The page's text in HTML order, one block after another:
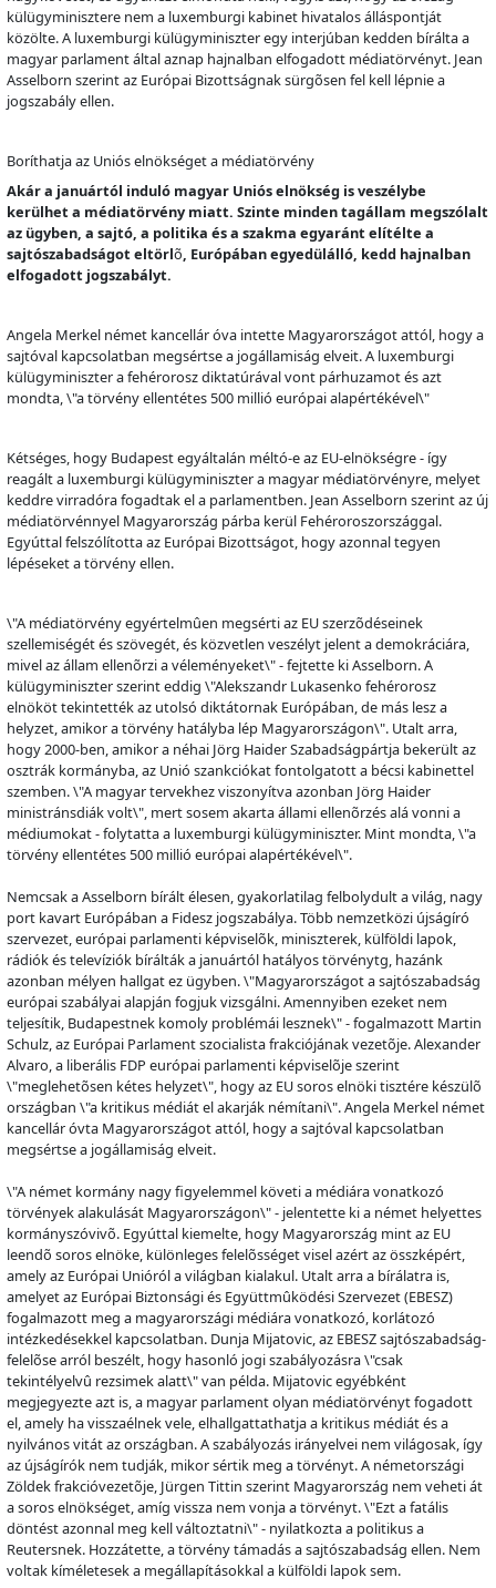
külügyminisztere nem a luxemburgi kabinet hivatalos álláspontját
közölte. A luxemburgi külügyminiszter egy interjúban kedden bírálta a
magyar parlament által aznap hajnalban elfogadott médiatörvényt. Jean
Asselborn szerint az Európai Bizottságnak sürgõsen fel kell lépnie a
jogszabály ellen.
Boríthatja az Uniós elnökséget a médiatörvény
Akár a januártól induló magyar Uniós elnökség is veszélybe
kerülhet a médiatörvény miatt. Szinte minden tagállam megszólalt
az ügyben, a sajtó, a politika és a szakma egyaránt elítélte a
sajtószabadságot eltörlõ, Európában egyedülálló, kedd hajnalban
elfogadott jogszabályt.
Angela Merkel német kancellár óva intette Magyarországot attól, hogy a
sajtóval kapcsolatban megsértse a jogállamiság elveit. A luxemburgi
külügyminiszter a fehérorosz diktatúrával vont párhuzamot és azt
mondta, \"a törvény ellentétes 500 millió európai alapértékével\"
Kétséges, hogy Budapest egyáltalán méltó-e az EU-elnökségre - így
reagált a luxemburgi külügyminiszter a magyar médiatörvényre, melyet
keddre virradóra fogadtak el a parlamentben. Jean Asselborn szerint az új
médiatörvénnyel Magyarország párba kerül Fehéroroszországgal.
Egyúttal felszólította az Európai Bizottságot, hogy azonnal tegyen
lépéseket a törvény ellen.
\"A médiatörvény egyértelmûen megsérti az EU szerzõdéseinek
szellemiségét és szövegét, és közvetlen veszélyt jelent a demokráciára,
mivel az állam ellenõrzi a véleményeket\" - fejtette ki Asselborn. A
külügyminiszter szerint eddig \"Alekszandr Lukasenko fehérorosz
elnököt tekintették az utolsó diktátornak Európában, de más lesz a
helyzet, amikor a törvény hatályba lép Magyarországon\". Utalt arra,
hogy 2000-ben, amikor a néhai Jörg Haider Szabadságpártja bekerült az
osztrák kormányba, az Unió szankciókat fontolgatott a bécsi kabinettel
szemben. \"A magyar tervekhez viszonyítva azonban Jörg Haider
ministránsdiák volt\", mert sosem akarta állami ellenõrzés alá vonni a
médiumokat - folytatta a luxemburgi külügyminiszter. Mint mondta, \"a
törvény ellentétes 500 millió európai alapértékével\".
Nemcsak a Asselborn bírált élesen, gyakorlatilag felbolydult a világ, nagy
port kavart Európában a Fidesz jogszabálya. Több nemzetközi újságíró
szervezet, európai parlamenti képviselõk, miniszterek, külföldi lapok,
rádiók és televíziók bírálták a januártól hatályos törvénytg, hazánk
azonban mélyen hallgat ez ügyben. \"Magyarországot a sajtószabadság
európai szabályai alapján fogjuk vizsgálni. Amennyiben ezeket nem
teljesítik, Budapestnek komoly problémái lesznek\" - fogalmazott Martin
Schulz, az Európai Parlament szocialista frakciójának vezetõje. Alexander
Alvaro, a liberális FDP európai parlamenti képviselõje szerint
\"meglehetõsen kétes helyzet\", hogy az EU soros elnöki tisztére készülõ
országban \"a kritikus médiát el akarják némítani\". Angela Merkel német
kancellár óvta Magyarországot attól, hogy a sajtóval kapcsolatban
megsértse a jogállamiság elveit.
\"A német kormány nagy figyelemmel követi a médiára vonatkozó
törvények alakulását Magyarországon\" - jelentette ki a német helyettes
kormányszóvivõ. Egyúttal kiemelte, hogy Magyarország mint az EU
leendõ soros elnöke, különleges felelõsséget visel azért az összképért,
amely az Európai Unióról a világban kialakul. Utalt arra a bírálatra is,
amelyet az Európai Biztonsági és Együttmûködési Szervezet (EBESZ)
fogalmazott meg a magyarországi médiára vonatkozó, korlátozó
intézkedésekkel kapcsolatban. Dunja Mijatovic, az EBESZ sajtószabadság-
felelõse arról beszélt, hogy hasonló jogi szabályozásra \"csak
tekintélyelvû rezsimek alatt\" van példa. Mijatovic egyébként
megjegyezte azt is, a magyar parlament olyan médiatörvényt fogadott
el, amely ha visszaélnek vele, elhallgattathatja a kritikus médiát és a
nyilvános vitát az országban. A szabályozás irányelvei nem világosak, így
az újságírók nem tudják, mikor sértik meg a törvényt. A németországi
Zöldek frakcióvezetõje, Jürgen Tittin szerint Magyarország nem veheti át
a soros elnökséget, amíg vissza nem vonja a törvényt. \"Ezt a fatális
döntést azonnal meg kell változtatni\" - nyilatkozta a politikus a
Reutersnek. Hozzátette, a törvény támadás a sajtószabadság ellen. Nem
voltak kíméletesek a megállapításokkal a külföldi lapok sem.